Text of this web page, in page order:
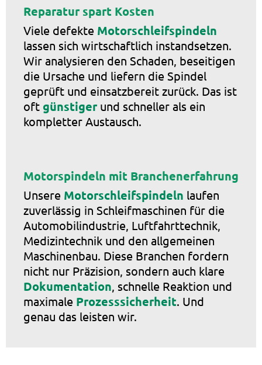
spart Zeit, verhindert Missverständnisse
und bringt Sie schneller zur passenden
Lösung, ob bei der Entwicklung, beim
Umbauoder bei einer Reparaturanfrage.
Reparatur spart Kosten
Viele defekte Motorschleifspindeln
lassen sich wirtschaftlich instandsetzen.
Wir analysieren den Schaden, beseitigen
die Ursache und liefern die Spindel
geprüft und einsatzbereit zurück. Das ist
oft günstigerund schneller als ein
kompletter Austausch.
Motorspindeln mit Branchenerfahrung
Unsere Motorschleifspindeln laufen
zuverlässig in Schleifmaschinen für die
Automobilindustrie, Luftfahrttechnik,
Medizintechnik und den allgemeinen
Maschinenbau. Diese Branchen fordern
nicht nur Präzision, sondern auch klare
Dokumentation, schnelle Reaktion und
maximale Prozesssicherheit. Und
genau das leisten wir.